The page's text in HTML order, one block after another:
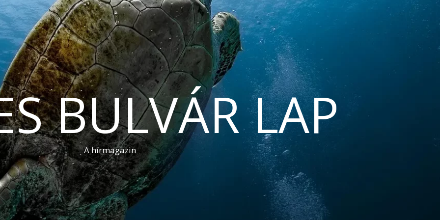
BULVÁR LAP
A hírmagazin